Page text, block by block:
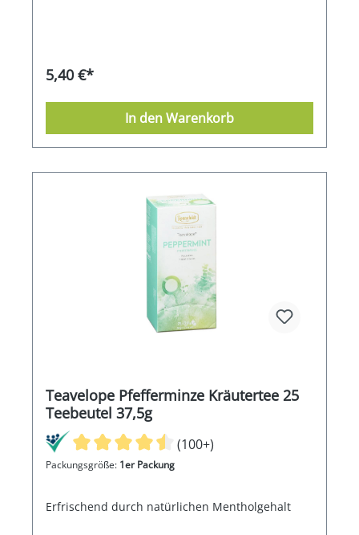
5,40 €*
In den Warenkorb
Teavelope Pfefferminze Kräutertee 25
Teebeutel 37,5g
(100+)
Packungsgröße: 1er Packung
Erfrischend durch natürlichen Mentholgehalt